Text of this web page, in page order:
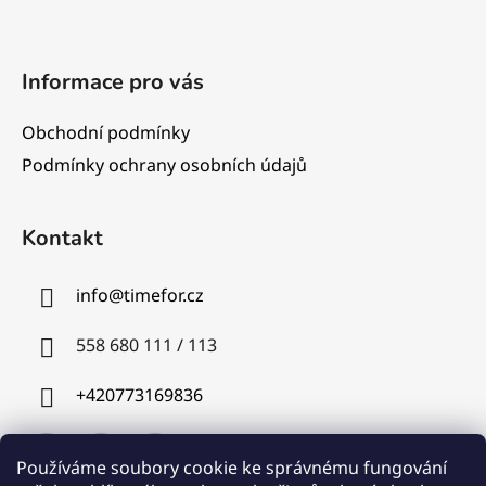
Používáme soubory cookie ke správnému fungování
Informace pro vás
Obchodní podmínky
Podmínky ochrany osobních údajů
Kontakt
info@timefor.cz
558 680 111 / 113
+420773169836